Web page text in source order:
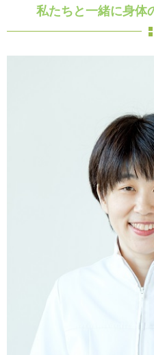
私たちと一緒に身体